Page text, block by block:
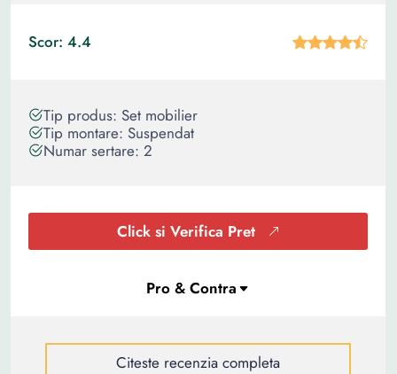
Scor: 4.4
Tip produs: Set mobilier
Tip montare: Suspendat
Numar sertare: 2
Click si Verifica Pret
Citeste recenzia completa